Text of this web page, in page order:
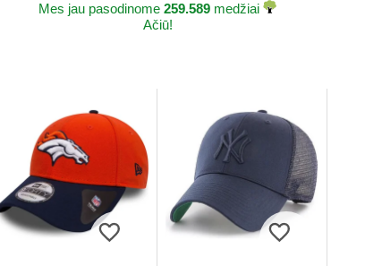
Mes jau pasodinome 259.589 medžiai
Ačiū!